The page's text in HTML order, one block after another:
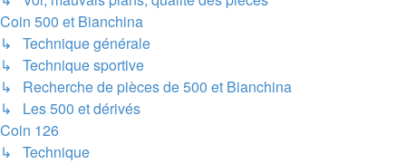
Coin 500 et Bianchina
↳ Technique générale
↳ Technique sportive
↳ Recherche de pièces de 500 et Bianchina
↳ Les 500 et dérivés
Coin 126
↳ Technique